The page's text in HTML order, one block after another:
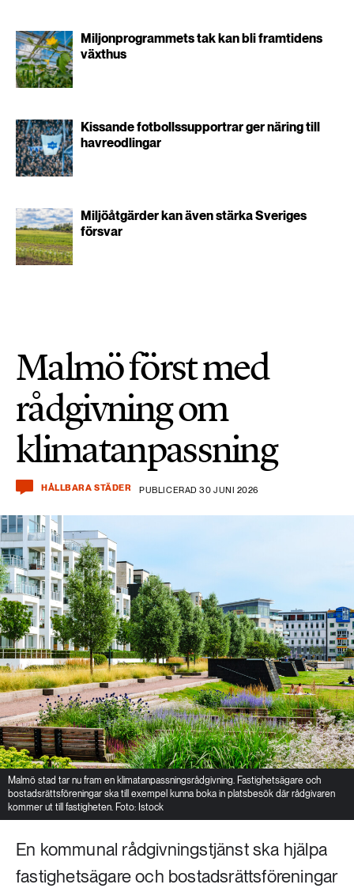
Miljonprogrammets tak kan bli framtidens
växthus
Kissande fotbollssupportrar ger näring till
havreodlingar
Miljöåtgärder kan även stärka Sveriges
försvar
Malmö först med
rådgivning om
klimatanpassning
HÅLLBARA STÄDER PUBLICERAD 30 JUNI 2026
Malmö stad tar nu fram en klimatanpassningsrådgivning. Fastighetsägare och
bostadsrättsföreningar ska till exempel kunna boka in platsbesök där rådgivaren
kommer ut till fastigheten. Foto: Istock
En kommunal rådgivningstjänst ska hjälpa
fastighetsägare och bostadsrättsföreningar